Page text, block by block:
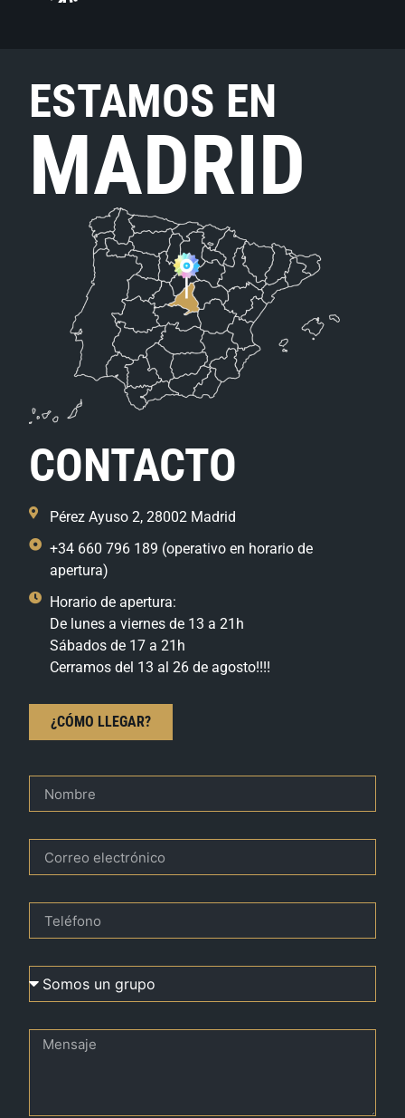
ESTAMOS EN
MADRID
CONTACTO
Pérez Ayuso 2, 28002 Madrid
+34 660 796 189 (operativo en horario de
apertura)
Horario de apertura:
De lunes a viernes de 13 a 21h
Sábados de 17 a 21h
Cerramos del 13 al 26 de agosto!!!!
¿CÓMO LLEGAR?